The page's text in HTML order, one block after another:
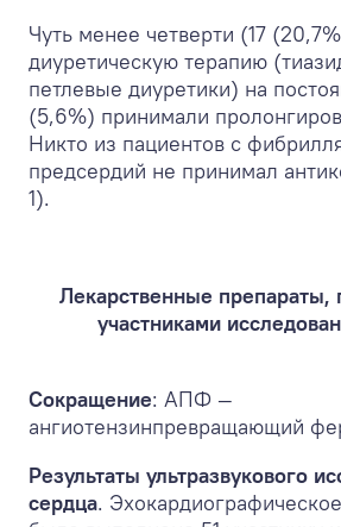
Чуть менее четверти (17
диуретическую терапию
петлевые диуретики) на
(5,6%) принимали
Никто из пациентов с
предсердий не принимал
1).
Лекарственные
участниками
Сокращение: АПФ —
ангиотензинпревращающий
Результаты ультразвукового
сердца.